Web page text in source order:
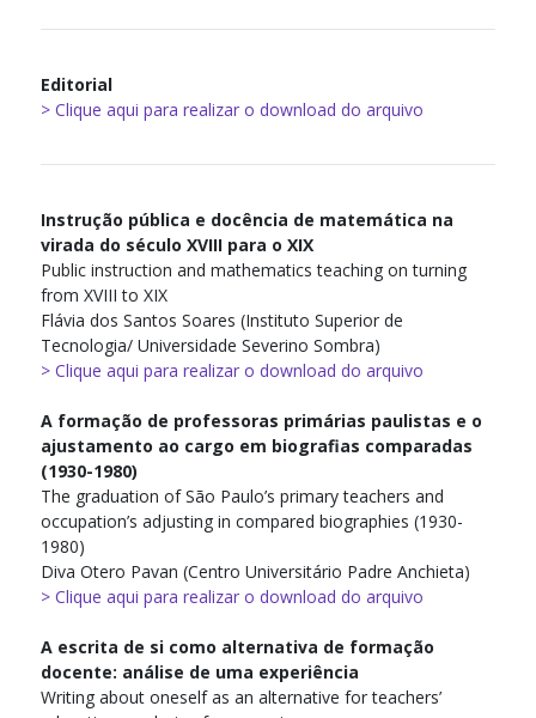
Editorial
> Clique aqui para realizar o download do arquivo
Instrução pública e docência de matemática na
virada do século XVIII para o XIX
Public instruction and mathematics teaching on turning
from XVIII to XIX
Flávia dos Santos Soares (Instituto Superior de
Tecnologia/ Universidade Severino Sombra)
> Clique aqui para realizar o download do arquivo
A formação de professoras primárias paulistas e o
ajustamento ao cargo em biografias comparadas
(1930-1980)
The graduation of São Paulo’s primary teachers and
occupation’s adjusting in compared biographies (1930-
1980)
Diva Otero Pavan (Centro Universitário Padre Anchieta)
> Clique aqui para realizar o download do arquivo
A escrita de si como alternativa de formação
docente: análise de uma experiência
Writing about oneself as an alternative for teachers’